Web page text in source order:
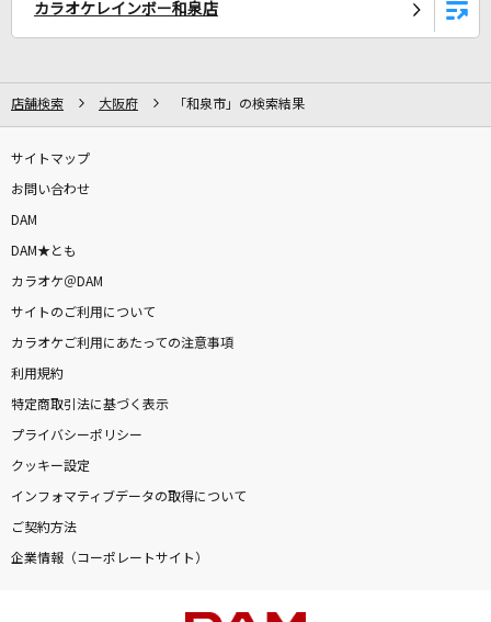
[プロオケ]ごめんね…
高橋真梨子
[生音]RAGE OF DUST
SPYAIR
Subtitle
Good Luck!
SixTONES
可愛くてごめん
HoneyWorks feat. かぴ
カラオケレインボー和泉店
店舗検索 大阪府 「和泉市」の検索結果
サイトマップ
お問い合わせ
DAM
DAM★とも
カラオケ＠DAM
サイトのご利用について
カラオケご利用にあたっての注意事項
利用規約
特定商取引法に基づく表示
プライバシーポリシー
クッキー設定
インフォマティブデータの取得について
ご契約方法
企業情報（コーポレートサイト）